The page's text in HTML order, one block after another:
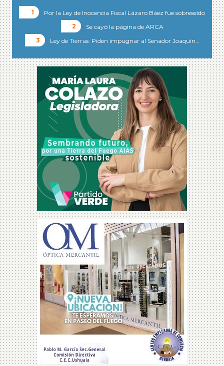
Por la Ley de Inocencia Fiscal Lázaro Báez fue sobreseído
Se cayó la página de ARCA
Ley de Tierras: Piden impugnar al Senador Joaquín…